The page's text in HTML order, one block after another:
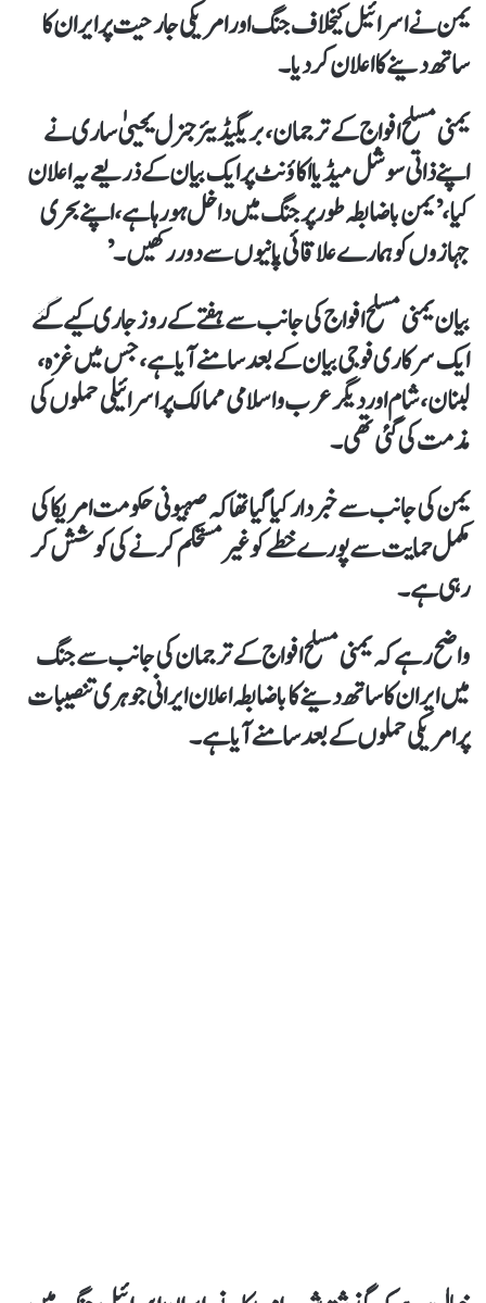
یمن نے اسرائیل کیخلاف جنگ اور امریکی جارحیت پر ایران کا
ساتھ دینے کااعلان کردیا۔
یمنی مسلح افواج کے ترجمان، بریگیڈیئر جنرل یحییٰ ساری نے
اپنے ذاتی سوشل میڈیا اکاؤنٹ پر ایک بیان کے ذریعے یہ اعلان
کیا، ’ یمن باضابطہ طور پرجنگ میں داخل ہو رہا ہے، اپنے بحری
جہازوں کو ہمارے علاقائی پانیوں سے دور رکھیں۔’
بیان یمنی مسلح افواج کی جانب سے ہفتے کے روز جاری کیے گئے
ایک سرکاری فوجی بیان کے بعد سامنے آیا ہے، جس میں غزہ،
لبنان، شام اور دیگر عرب و اسلامی ممالک پر اسرائیلی حملوں کی
مذمت کی گئی تھی۔
یمن کی جانب سےخبردار کیا گیا تھا کہ صہیونی حکومت امریکا کی
مکمل حمایت سے پورے خطے کو غیر مستحکم کرنے کی کوشش کر
رہی ہے۔
واضح رہے کہ یمنی مسلح افواج کے ترجمان کی جانب سےجنگ
میں ایران کا ساتھ دینے کا باضابطہ اعلان ایرانی جوہری تنصیبات
پر امریکی حملوں کے بعد سامنے آیا ہے۔